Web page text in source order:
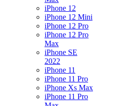
iPhone 12
iPhone 12 Mini
iPhone 12 Pro
iPhone 12 Pro
Max
iPhone SE
2022
iPhone 11
iPhone 11 Pro
iPhone Xs Max
iPhone 11 Pro